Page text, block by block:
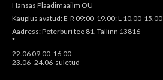
Hansas Plaadimaailm OÜ
Kauplus avatud: E-R 09:00-19.00; L 10.00-15.00
Aadress: Peterburi tee 81, Tallinn 13816
*
22.06 09:00-16:00
23.06- 24.06 suletud